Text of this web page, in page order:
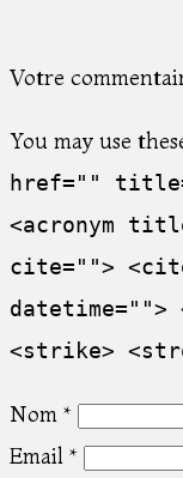
Votre
You may use
href=""
<acronym
cite="">
datetime="">
<strike>
Nom *
Email *